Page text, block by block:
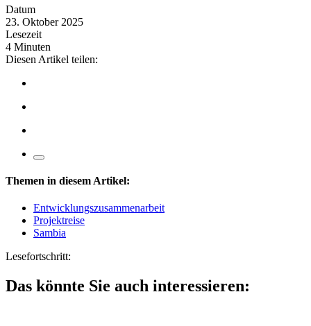
Datum
23. Oktober 2025
Lesezeit
4 Minuten
Diesen Artikel teilen:
Themen in diesem Artikel:
Entwicklungszusammenarbeit
Projektreise
Sambia
Lesefortschritt:
Das könnte Sie auch interessieren: